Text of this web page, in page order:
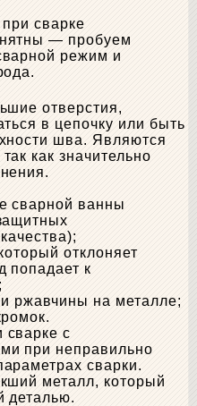
сварке
— пробуем
режим и
отверстия,
в цепочку или быть
шва. Являются
как значительно
сварной ванны
отклоняет
попадает к
ржавчины на металле;
с
при неправильно
сварки.
металл, который
деталью.